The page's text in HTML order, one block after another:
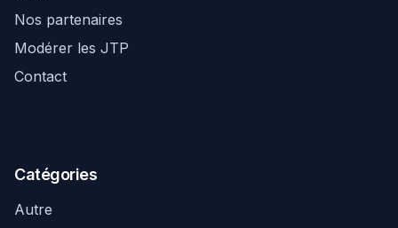
Nos partenaires
Modérer les JTP
Contact
Catégories
Autre